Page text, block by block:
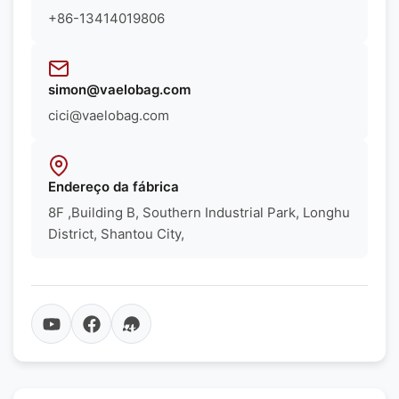
+86-13414019806
simon@vaelobag.com
cici@vaelobag.com
Endereço da fábrica
8F ,Building B, Southern Industrial Park, Longhu
District, Shantou City,